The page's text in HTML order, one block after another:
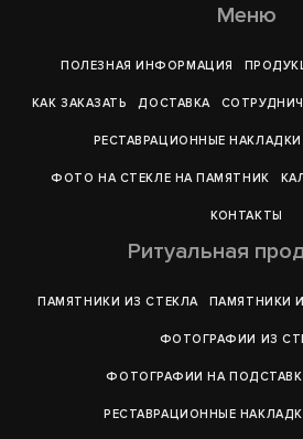
Меню
ПОЛЕЗНАЯ ИНФОРМАЦИЯ
КАК ЗАКАЗАТЬ ДОСТАВКА
РЕСТАВРАЦИОННЫЕ
ФОТО НА СТЕКЛЕ НА ПАМЯТНИК
КОНТАКТЫ
Ритуальная
ПАМЯТНИКИ ИЗ СТЕКЛА ПАМЯТНИКИ
ФОТОГРАФИИ ИЗ
ФОТОГРАФИИ НА
РЕСТАВРАЦИОННЫЕ